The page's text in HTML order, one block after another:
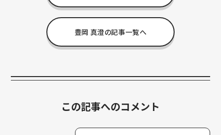
豊岡 真澄の記事一覧へ
この記事へのコメント